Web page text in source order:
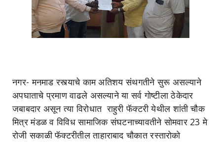
नगर- मनमाड रस्त्याचे काम अतिशय संथगतीने सुरू असल्याने
अपघाताचे प्रमाण वाढले असल्याने या सर्व गोष्टीला ठेकेदार
जबाबदार असून त्या विरोधात राहुरी फॅक्टरी येथील शांती चौक
मित्र मंडळ व विविध सामाजिक संघटनाच्यावतीने सोमवार 23 मे
रोजी सकाळी फॅक्टरीतील ताहाराबाद चौकात रस्तारोको